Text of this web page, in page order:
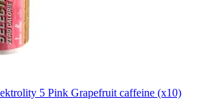
5 Pink Grapefruit caffeine (x10)